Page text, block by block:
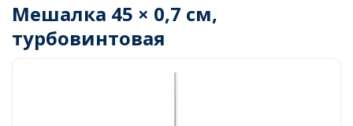
Мешалка 45 × 0,7 см,
турбовинтовая